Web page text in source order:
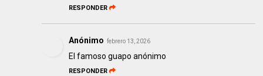
RESPONDER
Anónimo febrero 13, 2026
El famoso guapo anónimo
RESPONDER